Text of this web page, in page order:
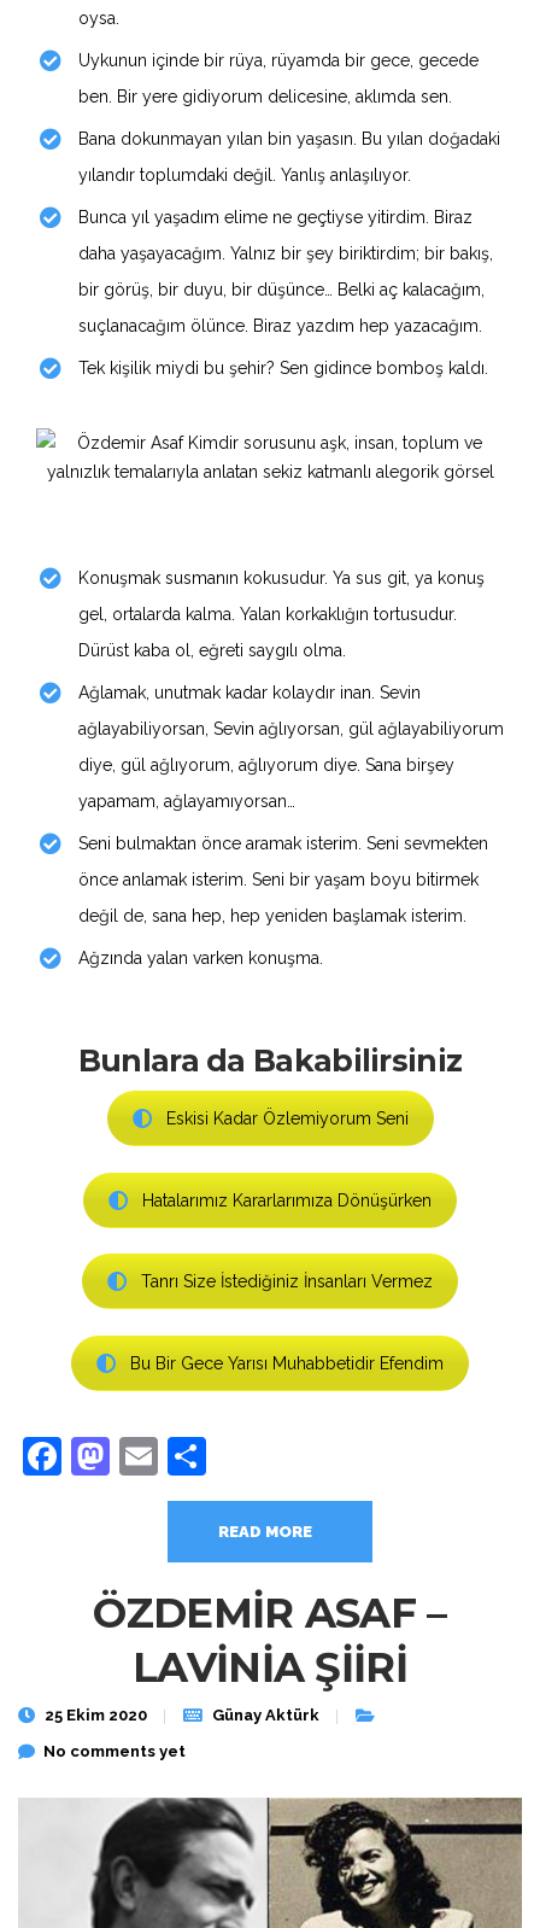
oysa.
Uykunun içinde bir rüya, rüyamda bir gece, gecede
ben. Bir yere gidiyorum delicesine, aklımda sen.
Bana dokunmayan yılan bin yaşasın. Bu yılan doğadaki
yılandır toplumdaki değil. Yanlış anlaşılıyor.
Bunca yıl yaşadım elime ne geçtiyse yitirdim. Biraz
daha yaşayacağım. Yalnız bir şey biriktirdim; bir bakış,
bir görüş, bir duyu, bir düşünce… Belki aç kalacağım,
suçlanacağım ölünce. Biraz yazdım hep yazacağım.
Tek kişilik miydi bu şehir? Sen gidince bomboş kaldı.
Konuşmak susmanın kokusudur. Ya sus git, ya konuş
gel, ortalarda kalma. Yalan korkaklığın tortusudur.
Dürüst kaba ol, eğreti saygılı olma.
Ağlamak, unutmak kadar kolaydır inan. Sevin
ağlayabiliyorsan, Sevin ağlıyorsan, gül ağlayabiliyorum
diye, gül ağlıyorum, ağlıyorum diye. Sana birşey
yapamam, ağlayamıyorsan…
Seni bulmaktan önce aramak isterim. Seni sevmekten
önce anlamak isterim. Seni bir yaşam boyu bitirmek
değil de, sana hep, hep yeniden başlamak isterim.
Ağzında yalan varken konuşma.
Bunlara da Bakabilirsiniz
Eskisi Kadar Özlemiyorum Seni
Hatalarımız Kararlarımıza Dönüşürken
Tanrı Size İstediğiniz İnsanları Vermez
Bu Bir Gece Yarısı Muhabbetidir Efendim
Facebook
Mastodon
Email
READ MORE
ÖZDEMİR ASAF –
LAVİNİA ŞİİRİ
25 Ekim 2020
Günay Aktürk
No comments yet